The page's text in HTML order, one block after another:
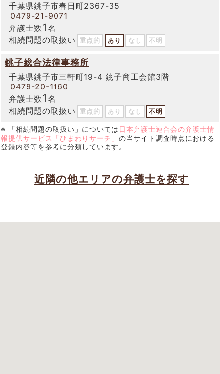
千葉県銚子市春日町2367-35
0479-21-9071
弁護士数1 名
相続問題の取扱い
重点的 あり なし 不明
銚子総合法律事務所
千葉県銚子市三軒町19-4 銚子商工会館3階
0479-20-1160
弁護士数1 名
相続問題の取扱い
重点的 あり なし 不明
※ 「相続問題の取扱い」については 日本弁護士連合会の弁護士情
報提供サービス「ひまわりサーチ」 の当サイト調査時点における
登録内容等を参考に分類しています。
近隣の他エリアの弁護士を探す